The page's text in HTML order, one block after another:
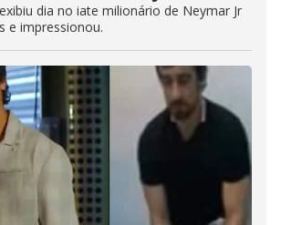
dia no iate milionário de Neymar Jr
e impressionou.